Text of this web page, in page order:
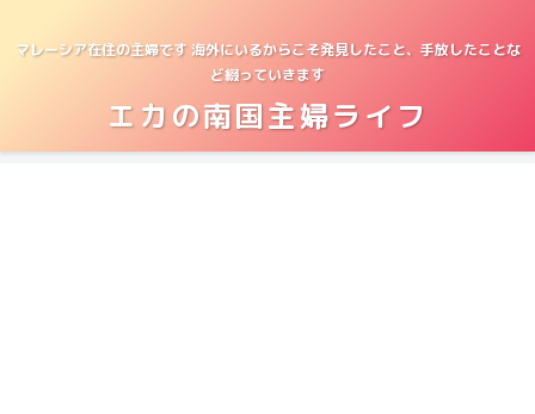
マレーシア在住の主婦です 海外にいるからこそ発見したこと、手放したことな
ど綴っていきます
エカの南国主婦ライフ